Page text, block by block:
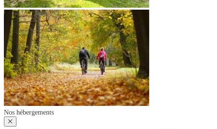
Nos hébergements